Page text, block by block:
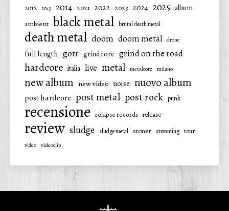
2012 2013 2014 2021 2022 2023 2024 2025 album
ambient black metal brutal death metal
death metal doom doom metal drone
full length gotr grindcore grind on the road
hardcore italia live metal metalcore milano
new album new video noise nuovo album
post hardcore post metal post rock punk
recensione relapse records release
review sludge sludge metal stoner streaming tour
video videoclip